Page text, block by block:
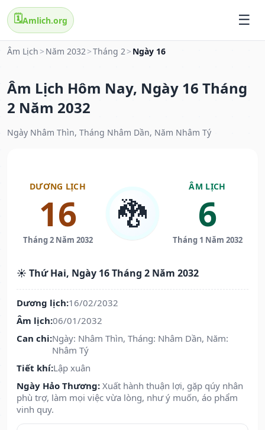
🗓️Amlich.org
Âm Lịch > Năm 2032>Tháng 2> Ngày 16
Âm Lịch Hôm Nay, Ngày 16 Tháng
2 Năm 2032
Ngày Nhâm Thìn, Tháng Nhâm Dần, Năm Nhâm Tý
DƯƠNG LỊCH
16
Tháng 2 Năm 2032
🐉
ÂM LỊCH
6
Tháng 1 Năm 2032
☀️ Thứ Hai, Ngày 16 Tháng 2 Năm 2032
Dương lịch:16/02/2032
Âm lịch:06/01/2032
Can chi:Ngày: Nhâm Thìn, Tháng: Nhâm Dần, Năm:
Nhâm Tý
Tiết khí:Lập xuân
Ngày Hảo Thương: Xuất hành thuận lợi, gặp qúy nhân
phù trợ, làm mọi việc vừa lòng, như ý muốn, áo phẩm
vinh quy.